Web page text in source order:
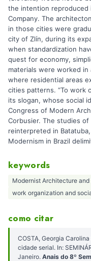
the intention reproduced
Company. The
in those cities were
city of Zlín, during its
when standardization
quest for economy,
materials were worked
where residential areas
cities patterns. “To work
its slogan, whose social
Congress of Modern
Corbusier. The studies
reinterpreted in
Modernism in Brazil
keywords
Modernist Architecture
work organization and
como citar
COSTA, Georgia
cidade serial. In:
Janeiro. Anais do 8º